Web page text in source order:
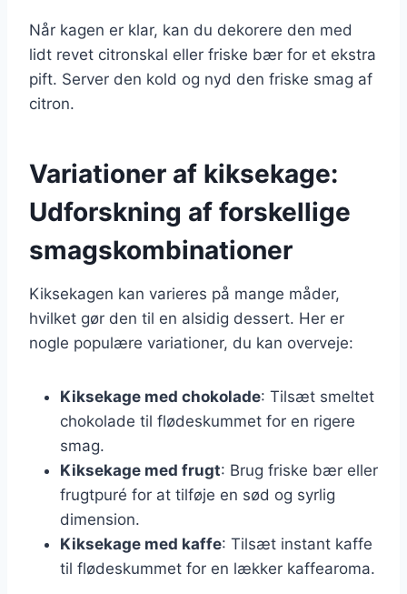
Når kagen er klar, kan du dekorere den med
lidt revet citronskal eller friske bær for et ekstra
pift. Server den kold og nyd den friske smag af
citron.
Variationer af kiksekage:
Udforskning af forskellige
smagskombinationer
Kiksekagen kan varieres på mange måder,
hvilket gør den til en alsidig dessert. Her er
nogle populære variationer, du kan overveje:
Kiksekage med chokolade: Tilsæt smeltet
chokolade til flødeskummet for en rigere
smag.
Kiksekage med frugt: Brug friske bær eller
frugtpuré for at tilføje en sød og syrlig
dimension.
Kiksekage med kaffe: Tilsæt instant kaffe
til flødeskummet for en lækker kaffearoma.